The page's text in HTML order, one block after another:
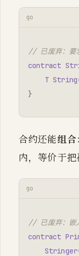
go
// 已废弃：
contract
T String
}
合约还能组合
内，等价于把
go
// 已废弃：嵌
contract
Stringer